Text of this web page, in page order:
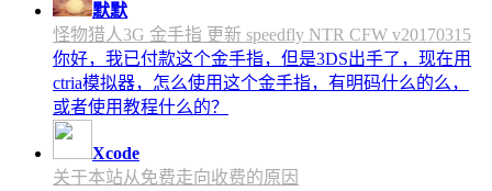
默默
怪物猎人3G 金手指 更新 speedfly NTR CFW v20170315
你好，我已付款这个金手指，但是3DS出手了，现在用
ctria模拟器，怎么使用这个金手指，有明码什么的么，
或者使用教程什么的？
Xcode
关于本站从免费走向收费的原因